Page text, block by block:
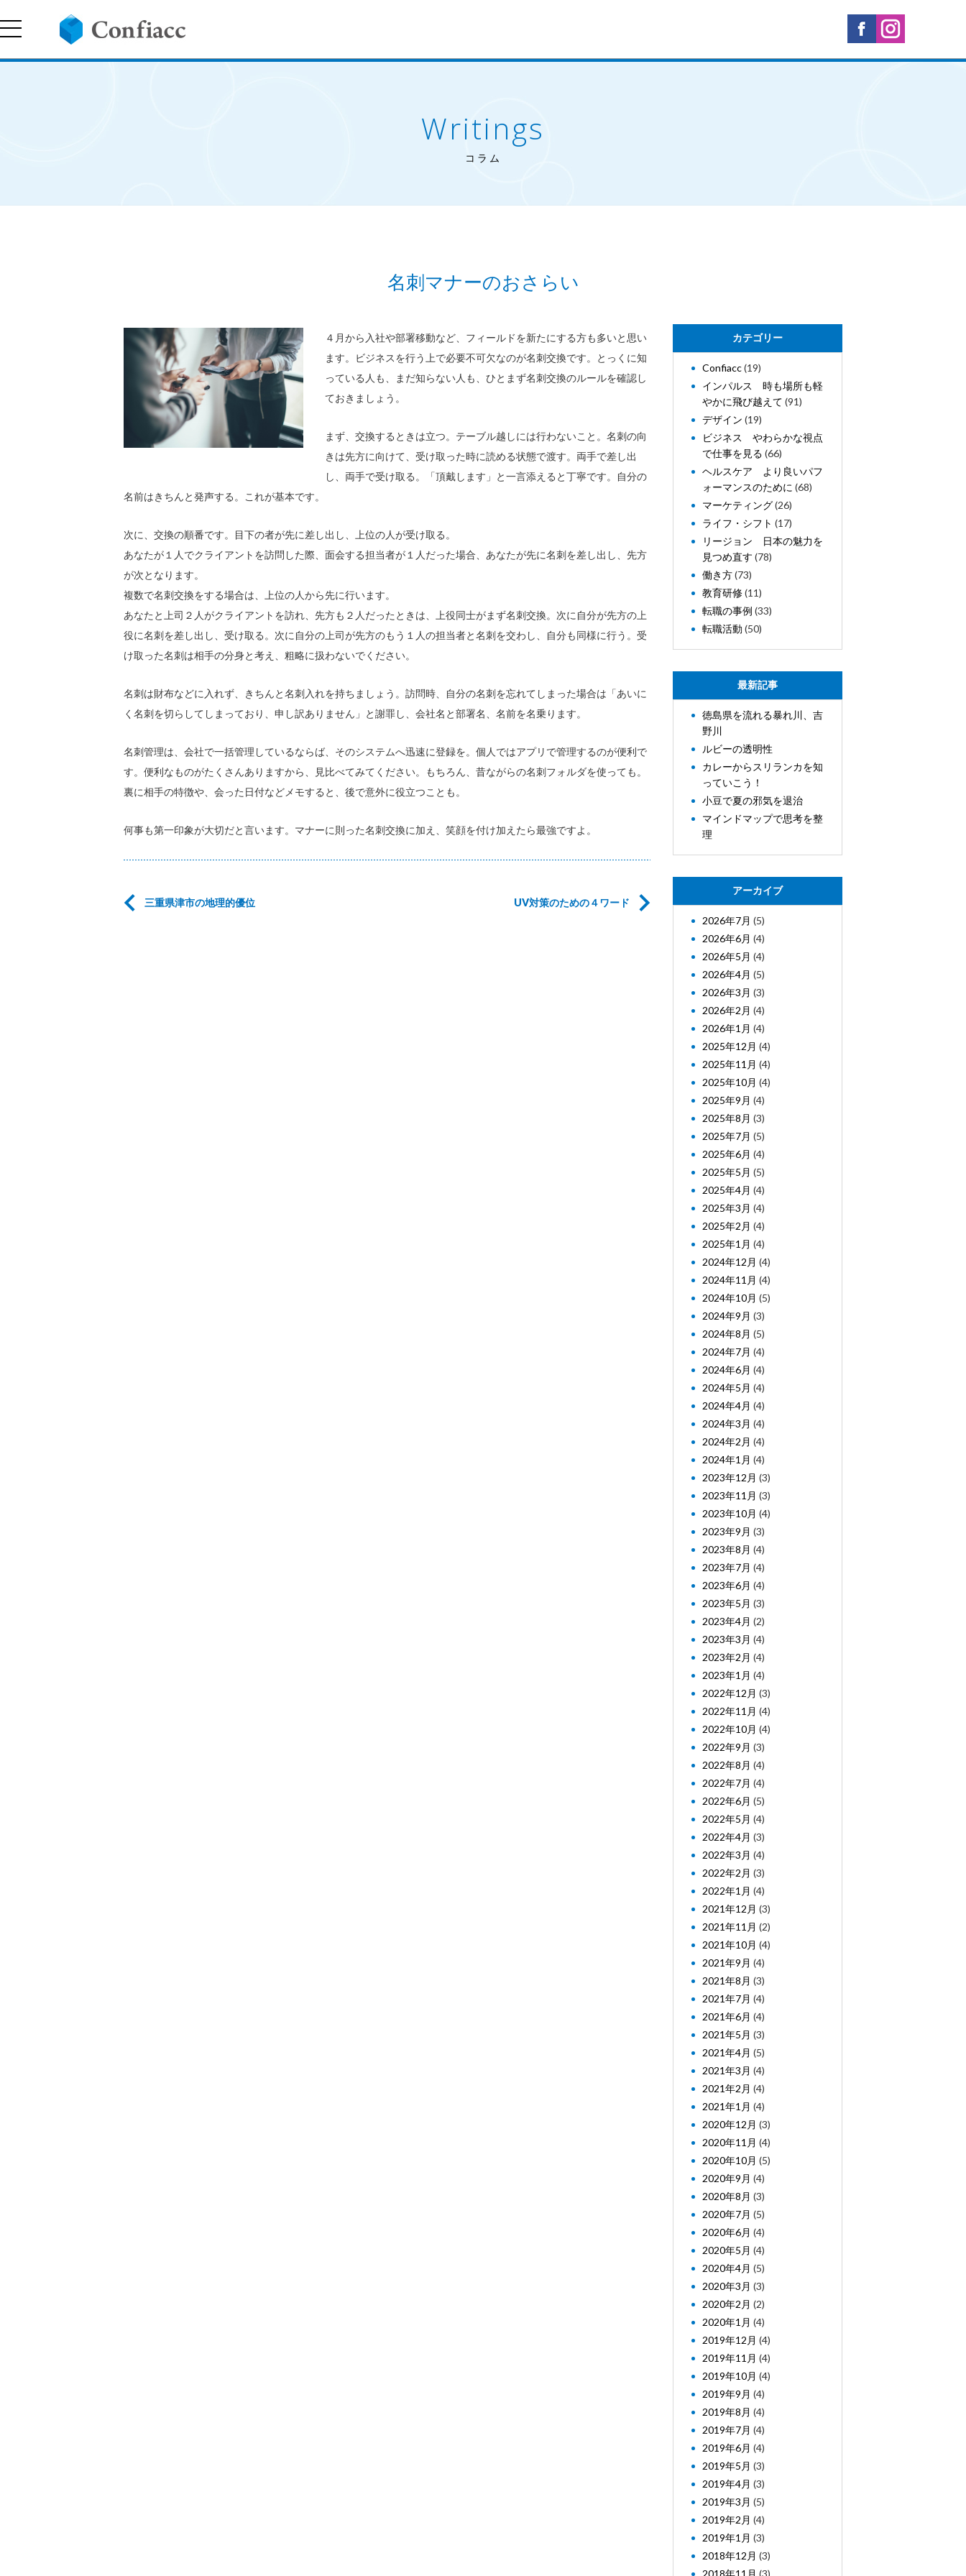
Writings
コラム
名刺マナーのおさらい
４月から入社や部署移動など、フィールドを新たにする方も多いと思い
ます。ビジネスを行う上で必要不可欠なのが名刺交換です。とっくに知
っている人も、まだ知らない人も、ひとまず名刺交換のルールを確認し
ておきましょう。
まず、交換するときは立つ。テーブル越しには行わないこと。名刺の向
きは先方に向けて、受け取った時に読める状態で渡す。両手で差し出
し、両手で受け取る。「頂戴します」と一言添えると丁寧です。自分の
名前はきちんと発声する。これが基本です。
次に、交換の順番です。目下の者が先に差し出し、上位の人が受け取る。
あなたが１人でクライアントを訪問した際、面会する担当者が１人だった場合、あなたが先に名刺を差し出し、先方
が次となります。
複数で名刺交換をする場合は、上位の人から先に行います。
あなたと上司２人がクライアントを訪れ、先方も２人だったときは、上役同士がまず名刺交換。次に自分が先方の上
役に名刺を差し出し、受け取る。次に自分の上司が先方のもう１人の担当者と名刺を交わし、自分も同様に行う。受
け取った名刺は相手の分身と考え、粗略に扱わないでください。
名刺は財布などに入れず、きちんと名刺入れを持ちましょう。訪問時、自分の名刺を忘れてしまった場合は「あいに
く名刺を切らしてしまっており、申し訳ありません」と謝罪し、会社名と部署名、名前を名乗ります。
名刺管理は、会社で一括管理しているならば、そのシステムへ迅速に登録を。個人ではアプリで管理するのが便利で
す。便利なものがたくさんありますから、見比べてみてください。もちろん、昔ながらの名刺フォルダを使っても。
裏に相手の特徴や、会った日付などメモすると、後で意外に役立つことも。
何事も第一印象が大切だと言います。マナーに則った名刺交換に加え、笑顔を付け加えたら最強ですよ。
UV対策のための４ワード
三重県津市の地理的優位
カテゴリー
Confiacc(19)
インパルス 時も場所も軽
やかに飛び越えて (91)
デザイン (19)
ビジネス やわらかな視点
で仕事を見る (66)
ヘルスケア より良いパフ
ォーマンスのために (68)
マーケティング(26)
ライフ・シフト (17)
リージョン 日本の魅力を
見つめ直す (78)
働き方(73)
教育研修(11)
転職の事例 (33)
転職活動 (50)
最新記事
徳島県を流れる暴れ川、吉
野川
ルビーの透明性
カレーからスリランカを知
っていこう！
小豆で夏の邪気を退治
マインドマップで思考を整
理
アーカイブ
2026年7月 (5)
2026年6月 (4)
2026年5月 (4)
2026年4月 (5)
2026年3月 (3)
2026年2月 (4)
2026年1月 (4)
2025年12月 (4)
2025年11月 (4)
2025年10月 (4)
2025年9月 (4)
2025年8月 (3)
2025年7月 (5)
2025年6月 (4)
2025年5月 (5)
2025年4月 (4)
2025年3月 (4)
2025年2月 (4)
2025年1月 (4)
2024年12月 (4)
2024年11月 (4)
2024年10月 (5)
2024年9月 (3)
2024年8月 (5)
2024年7月 (4)
2024年6月 (4)
2024年5月 (4)
2024年4月 (4)
2024年3月 (4)
2024年2月 (4)
2024年1月 (4)
2023年12月 (3)
2023年11月 (3)
2023年10月 (4)
2023年9月 (3)
2023年8月 (4)
2023年7月 (4)
2023年6月 (4)
2023年5月 (3)
2023年4月 (2)
2023年3月 (4)
2023年2月 (4)
2023年1月 (4)
2022年12月 (3)
2022年11月 (4)
2022年10月 (4)
2022年9月 (3)
2022年8月 (4)
2022年7月 (4)
2022年6月 (5)
2022年5月 (4)
2022年4月 (3)
2022年3月 (4)
2022年2月 (3)
2022年1月 (4)
2021年12月 (3)
2021年11月 (2)
2021年10月 (4)
2021年9月 (4)
2021年8月 (3)
2021年7月 (4)
2021年6月 (4)
2021年5月 (3)
2021年4月 (5)
2021年3月 (4)
2021年2月 (4)
2021年1月 (4)
2020年12月 (3)
2020年11月 (4)
2020年10月 (5)
2020年9月 (4)
2020年8月 (3)
2020年7月 (5)
2020年6月 (4)
2020年5月 (4)
2020年4月 (5)
2020年3月 (3)
2020年2月 (2)
2020年1月 (4)
2019年12月 (4)
2019年11月 (4)
2019年10月 (4)
2019年9月 (4)
2019年8月 (4)
2019年7月 (4)
2019年6月 (4)
2019年5月 (3)
2019年4月 (3)
2019年3月 (5)
2019年2月 (4)
2019年1月 (3)
2018年12月 (3)
2018年11月 (3)